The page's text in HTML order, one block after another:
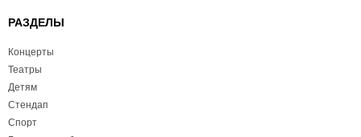
РАЗДЕЛЫ
Концерты
Театры
Детям
Стендап
Спорт